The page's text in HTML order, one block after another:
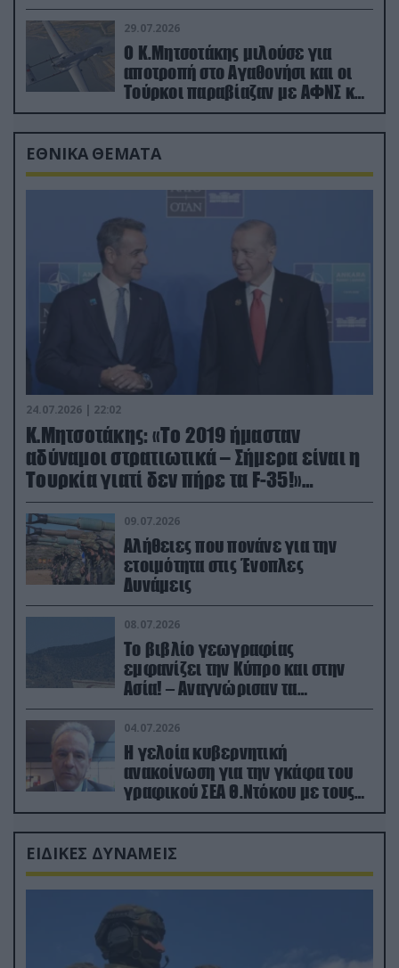
29.07.2026
Ο Κ.Μητσοτάκης μιλούσε για
αποτροπή στο Αγαθονήσι και οι
Τούρκοι παραβίαζαν με ΑΦΝΣ και
drone
ΕΘΝΙΚΑ ΘΕΜΑΤΑ
24.07.2026 | 22:02
Κ.Μητσοτάκης: «Το 2019 ήμασταν
αδύναμοι στρατιωτικά – Σήμερα είναι η
Τουρκία γιατί δεν πήρε τα F-35!»
(βίντεο)
09.07.2026
Αλήθειες που πονάνε για την
ετοιμότητα στις Ένοπλες
Δυνάμεις
08.07.2026
Το βιβλίο γεωγραφίας
εμφανίζει την Κύπρο και στην
Ασία! – Αναγνώρισαν τα
κατεχόμενα; (φωτο)
04.07.2026
Η γελοία κυβερνητική
ανακοίνωση για την γκάφα του
γραφικού ΣΕΑ Θ.Ντόκου με τους
Ρώσους φαρσέρ
ΕΙΔΙΚΕΣ ΔΥΝΑΜΕΙΣ